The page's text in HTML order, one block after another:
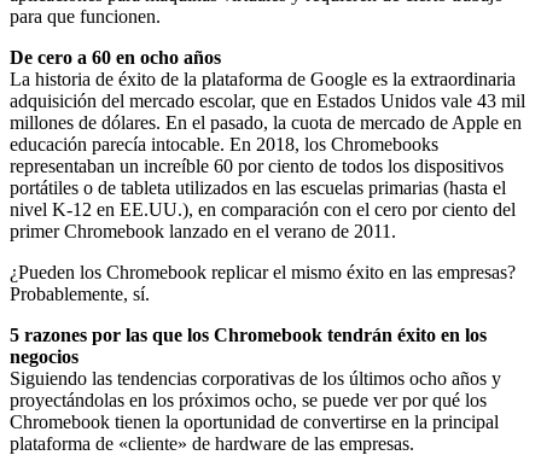
para que funcionen.
De cero a 60 en ocho años
La historia de éxito de la plataforma de Google es la extraordinaria
adquisición del mercado escolar, que en Estados Unidos vale 43 mil
millones de dólares. En el pasado, la cuota de mercado de Apple en
educación parecía intocable. En 2018, los Chromebooks
representaban un increíble 60 por ciento de todos los dispositivos
portátiles o de tableta utilizados en las escuelas primarias (hasta el
nivel K-12 en EE.UU.), en comparación con el cero por ciento del
primer Chromebook lanzado en el verano de 2011.
¿Pueden los Chromebook replicar el mismo éxito en las empresas?
Probablemente, sí.
5 razones por las que los Chromebook tendrán éxito en los
negocios
Siguiendo las tendencias corporativas de los últimos ocho años y
proyectándolas en los próximos ocho, se puede ver por qué los
Chromebook tienen la oportunidad de convertirse en la principal
plataforma de «cliente» de hardware de las empresas.